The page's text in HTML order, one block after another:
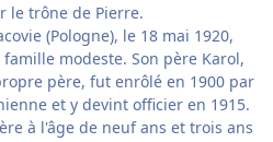
le trône de Pierre.
(Pologne), le 18 mai 1920,
modeste. Son père Karol,
père, fut enrôlé en 1900 par
et y devint officier en 1915.
à l'âge de neuf ans et trois ans